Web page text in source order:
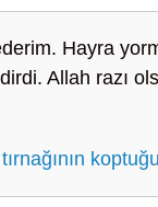
Hayra
Allah razı